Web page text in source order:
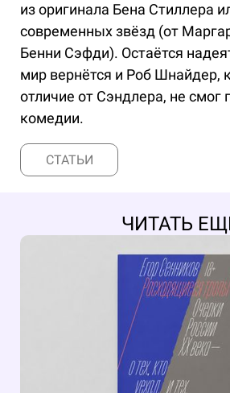
из оригинала Бена Стиллера
современных звёзд (от
Бенни Сэфди). Остаётся
мир вернётся и Роб Шнайдер,
отличие от Сэндлера, не смог
комедии.
СТАТЬИ
ЧИТАТЬ